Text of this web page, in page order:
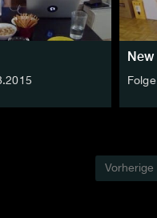
Vorherige